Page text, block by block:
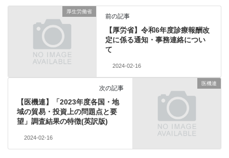
厚生労働省
前の記事
【厚労省】令和6年度診療報酬改
定に係る通知・事務連絡につい
て
2024-02-16
医機連
次の記事
【医機連】「2023年度各国・地
域の貿易・投資上の問題点と要
望」調査結果の特徴(英訳版)
2024-02-16